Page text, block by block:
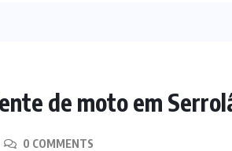
de moto em
0 COMMENTS